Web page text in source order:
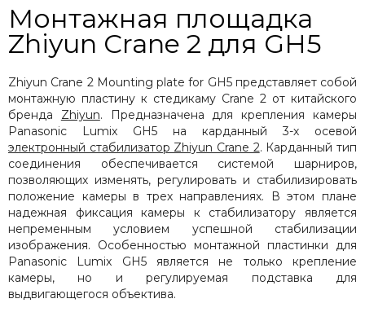
Монтажная площадка
Zhiyun Crane 2 для GH5
Zhiyun Crane 2 Mounting plate for GH5 представляет собой
монтажную пластину к стедикаму Crane 2 от китайского
бренда Zhiyun. Предназначена для крепления камеры
Panasonic Lumix GH5 на карданный 3-х осевой
электронный стабилизатор Zhiyun Crane 2. Карданный тип
соединения обеспечивается системой шарниров,
позволяющих изменять, регулировать и стабилизировать
положение камеры в трех направлениях. В этом плане
надежная фиксация камеры к стабилизатору является
непременным условием успешной стабилизации
изображения. Особенностью монтажной пластинки для
Panasonic Lumix GH5 является не только крепление
камеры, но и регулируемая подставка для
выдвигающегося объектива.